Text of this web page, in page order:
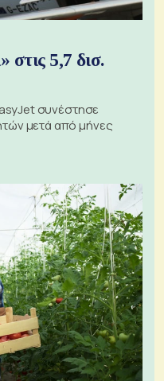
στις 5,7 δισ.
συνέστησε
μετά από μήνες